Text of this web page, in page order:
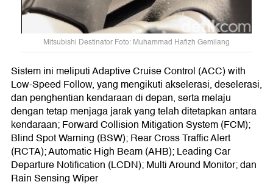
Mitsubishi Destinator Foto: Muhammad Hafizh Gemilang
Sistem ini meliputi Adaptive Cruise Control (ACC) with
Low-Speed Follow, yang mengikuti akselerasi, deselerasi,
dan penghentian kendaraan di depan, serta melaju
dengan tetap menjaga jarak yang telah ditetapkan antara
kendaraan; Forward Collision Mitigation System (FCM);
Blind Spot Warning (BSW); Rear Cross Traffic Alert
(RCTA); Automatic High Beam (AHB); Leading Car
Departure Notification (LCDN); Multi Around Monitor; dan
Rain Sensing Wiper